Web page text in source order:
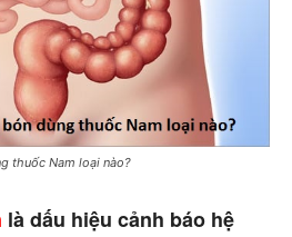
thuốc Nam loại nào?
là dấu hiệu cảnh báo hệ